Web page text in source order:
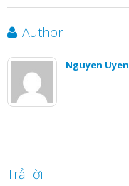
Author
Nguyen Uyen
Trả lời